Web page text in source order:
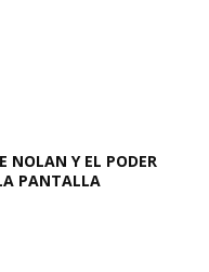
NOLAN Y EL PODER
PANTALLA